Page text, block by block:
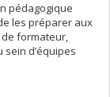
pédagogique
les préparer aux
formateur,
sein d’équipes